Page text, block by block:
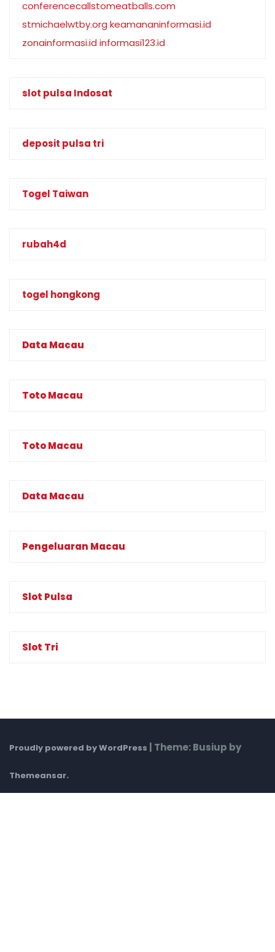
conferencecallstomeatballs.com
stmichaelwtby.org keamananinformasi.id
zonainformasi.id informasi123.id
slot pulsa Indosat
deposit pulsa tri
Togel Taiwan
rubah4d
togel hongkong
Data Macau
Toto Macau
Toto Macau
Data Macau
Pengeluaran Macau
Slot Pulsa
Slot Tri
Proudly powered by WordPress | Theme: Busiup by
Themeansar.